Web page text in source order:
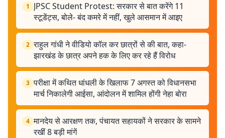
1
JPSC Student Protest: सरकार से बात करेंगे 11
स्टूडेंट्स, बोले- बंद कमरे में नहीं, खुले आसमान में आइए
2 राहुल गांधी ने वीडियो कॉल कर छात्रों से की बात, कहा-
झारखंड के छात्र अपने हक के लिए कर रहे हैं विरोध
3 परीक्षा में कथित धांधली के खिलाफ 7 अगस्त को विधानसभा
मार्च निकालेगी आईसा, आंदोलन में शामिल होंगी नेहा बोरा
4 मानदेय से आरक्षण तक, पंचायत सहायकों ने सरकार के सामने
रखीं 8 बड़ी मांगें